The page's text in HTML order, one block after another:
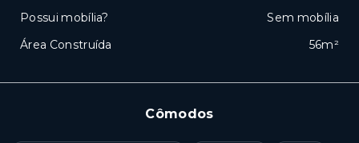
Cômodos
Possui mobília?
Sem mobília
Área Construída
56m²